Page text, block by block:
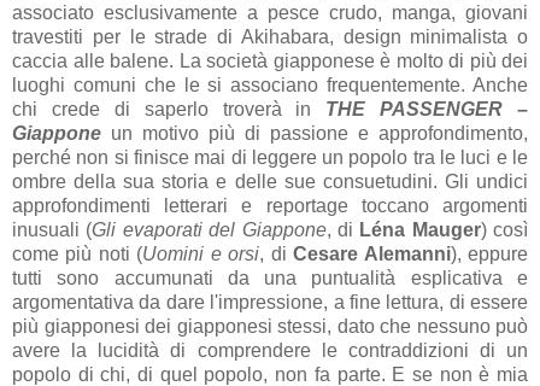
associato esclusivamente a pesce crudo, manga, giovani
travestiti per le strade di Akihabara, design minimalista o
caccia alle balene. La società giapponese è molto di più dei
luoghi comuni che le si associano frequentemente. Anche
chi crede di saperlo troverà in THE PASSENGER –
Giappone un motivo più di passione e approfondimento,
perché non si finisce mai di leggere un popolo tra le luci e le
ombre della sua storia e delle sue consuetudini. Gli undici
approfondimenti letterari e reportage toccano argomenti
inusuali (Gli evaporati del Giappone, di Léna Mauger) così
come più noti (Uomini e orsi, diCesare Alemanni), eppure
tutti sono accumunati da una puntualità esplicativa e
argomentativa da dare l'impressione, a fine lettura, di essere
più giapponesi dei giapponesi stessi, dato che nessuno può
avere la lucidità di comprendere le contraddizioni di un
popolo di chi, di quel popolo, non fa parte. E se non è mia